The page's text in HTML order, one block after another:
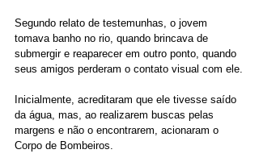
Segundo relato de testemunhas, o jovem
tomava banho no rio, quando brincava de
submergir e reaparecer em outro ponto, quando
seus amigos perderam o contato visual com ele.
Inicialmente, acreditaram que ele tivesse saído
da água, mas, ao realizarem buscas pelas
margens e não o encontrarem, acionaram o
Corpo de Bombeiros.